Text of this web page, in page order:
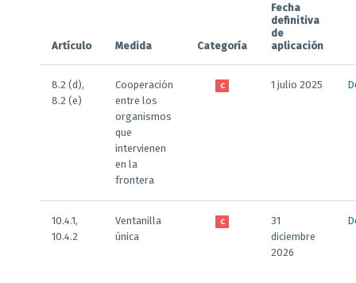
Artículo Medida Categoría
Fecha
definitiva
de
aplicación
8.2 (d),
8.2 (e)
Cooperación
entre los
organismos
que
intervienen
en la
frontera
C 1 julio 2025
10.4.1,
10.4.2
Ventanilla
única
C
31
diciembre
2026